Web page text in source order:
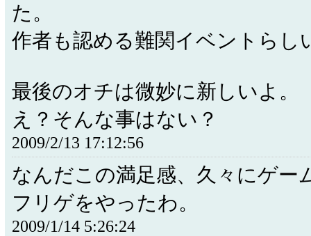
た。
作者も認める難関イベントらし
最後のオチは微妙に新しいよ。
え？そんな事はない？
2009/2/13 17:12:56
なんだこの満足感、久々にゲー
フリゲをやったわ。
2009/1/14 5:26:24